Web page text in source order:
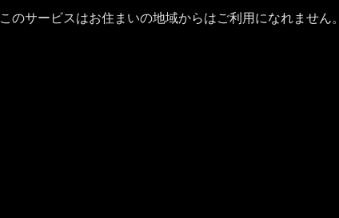
このサービスはお住まいの地域からはご利用になれません。